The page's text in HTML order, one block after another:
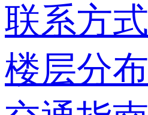
联系方式
楼层分布